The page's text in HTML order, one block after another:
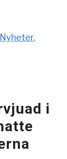
Nyheter,
i